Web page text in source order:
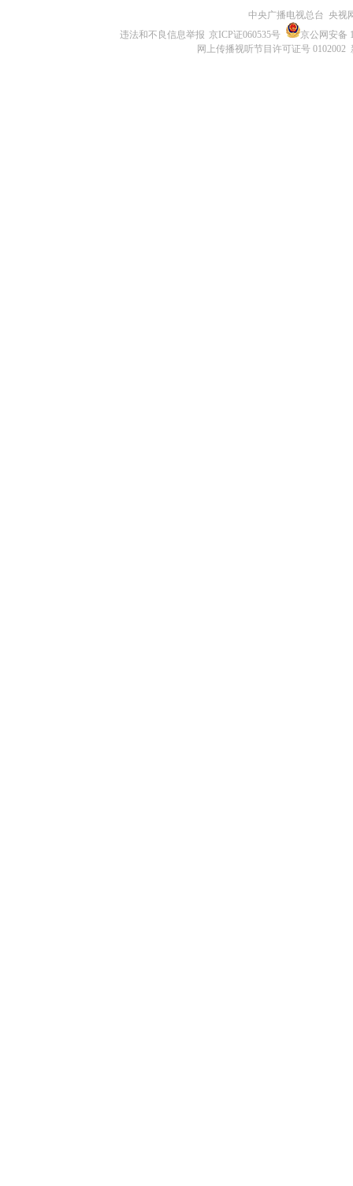
中央广播电视总台 央视
违法和不良信息举报 京ICP证060535号
京公网安备
网上传播视听节目许可证号 0102002